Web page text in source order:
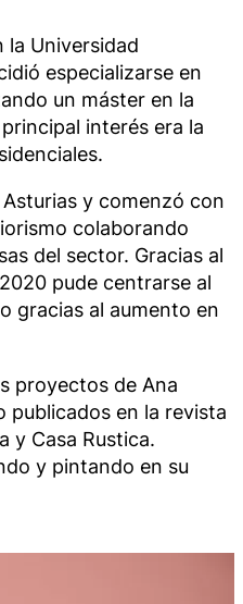
la Universidad
especializarse en
un máster en la
interés era la
y comenzó con
colaborando
del sector. Gracias al
pude centrarse al
gracias al aumento en
proyectos de Ana
publicados en la revista
y Casa Rustica.
y pintando en su